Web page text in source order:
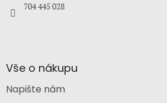
704 445 028
Vše o nákupu
Napište nám